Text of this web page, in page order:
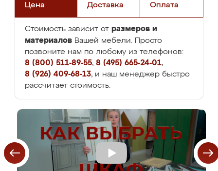
Цена Доставка Оплата
Стоимость зависит от размеров и
материалов Вашей мебели. Просто
позвоните нам по любому из телефонов:
8 (800) 511-89-55, 8 (495) 665-24-01,
8 (926) 409-68-13, и наш менеджер быстро
рассчитает стоимость.